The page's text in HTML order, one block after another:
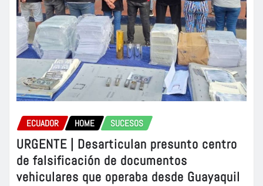
ECUADOR HOME SUCESOS
URGENTE | Desarticulan presunto centro
de falsificación de documentos
vehiculares que operaba desde Guayaquil